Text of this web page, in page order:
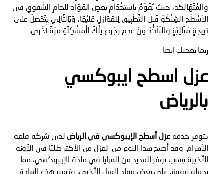
والمُتَهَالِكَةِ، حيث يُقَوِّمُ بِاِستِخْدَامِ بعضِ المَوَادِ لِلحامِ الشَّقوقِ في
الأسْطُحِ الشِنْكُوِّ قَبْلَ التَّطْبِيقِ لِلعَوَازِلِ عَلَيْهَا، وَبَالتَّالِي يتَحَصلُ على
نَتِيجَةٍ مُثَالِيَّةٍ وَالتَّأَكُّدُ مِنْ عَدَمِ رَجْوَعِ تِلْكَ الْمَشْكِلَةِ مَرَّةً أُخْرَى.
ربما يعجبك ايضا
عزل اسطح ايبوكسي
بالرياض
تتوفر خدمةعزل أسطح الإيبوكسي في الرياض لدى شركة قلعة
الأهرام. وقد أصبح هذا النوع من العزل من الأكثر طلبًا في الآونة
الأخيرة بسبب توفر العديد من المزايا في مادة الإيبوكسي، مما
يجعله يتفوق على بعض مواد العزل الأخرى. وتتميز هذه المادة